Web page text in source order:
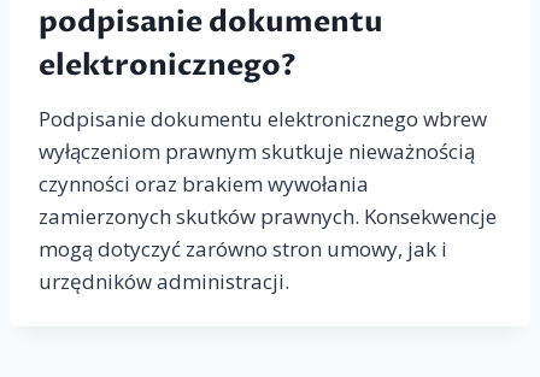
podpisanie dokumentu
elektronicznego?
Podpisanie dokumentu elektronicznego wbrew
wyłączeniom prawnym skutkuje nieważnością
czynności oraz brakiem wywołania
zamierzonych skutków prawnych. Konsekwencje
mogą dotyczyć zarówno stron umowy, jak i
urzędników administracji.